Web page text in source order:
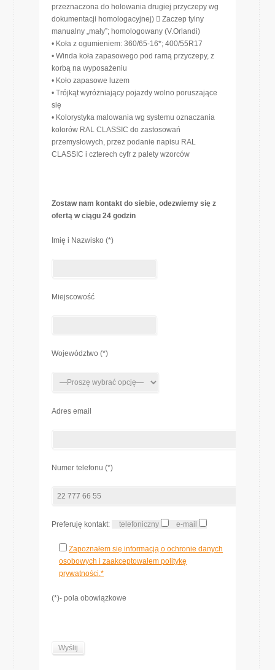
przeznaczona do holowania drugiej przyczepy wg
dokumentacji homologacyjnej)  Zaczep tylny
manualny „mały”; homologowany (V.Orlandi)
• Koła z ogumieniem: 360/65-16*; 400/55R17
• Winda koła zapasowego pod ramą przyczepy, z
korbą na wyposażeniu
• Koło zapasowe luzem
• Trójkąt wyróżniający pojazdy wolno poruszające
się
• Kolorystyka malowania wg systemu oznaczania
kolorów RAL CLASSIC do zastosowań
przemysłowych, przez podanie napisu RAL
CLASSIC i czterech cyfr z palety wzorców
Zostaw nam kontakt do siebie, odezwiemy się z
ofertą w ciągu 24 godzin
Imię i Nazwisko (*)
Miejscowość
Województwo (*)
Adres email
Numer telefonu (*)
Preferuję kontakt: telefoniczny e-mail
Zapoznałem się informacją o ochronie danych
osobowych i zaakceptowałem politykę
prywatności.*
(*)- pola obowiązkowe